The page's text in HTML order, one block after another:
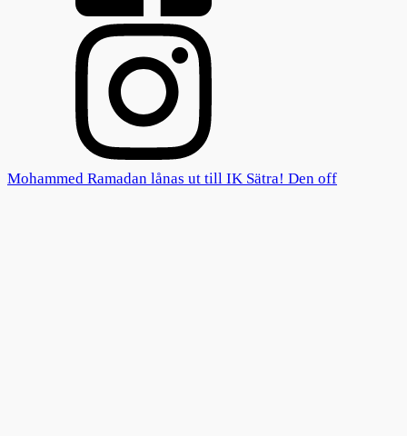
Mohammed Ramadan lånas ut till IK Sätra! Den off